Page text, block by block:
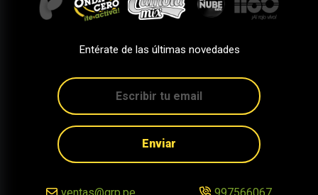
Entérate de las últimas novedades
Enviar
ventas@grp.pe 997566067